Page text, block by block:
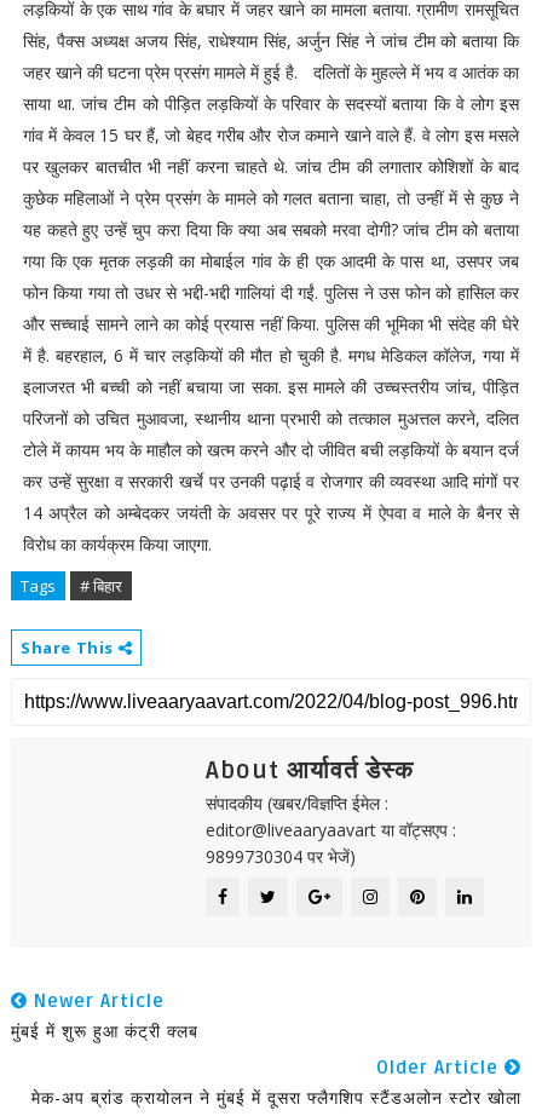
लड़कियों के एक साथ गांव के बघार में जहर खाने का मामला बताया. ग्रामीण रामसूचित
सिंह, पैक्स अध्यक्ष अजय सिंह, राधेश्याम सिंह, अर्जुन सिंह ने जांच टीम को बताया कि
जहर खाने की घटना प्रेम प्रसंग मामले में हुई है. दलितों के मुहल्ले में भय व आतंक का
साया था. जांच टीम को पीड़ित लड़कियों के परिवार के सदस्यों बताया कि वे लोग इस
गांव में केवल 15 घर हैं, जो बेहद गरीब और रोज कमाने खाने वाले हैं. वे लोग इस मसले
पर खुलकर बातचीत भी नहीं करना चाहते थे. जांच टीम की लगातार कोशिशों के बाद
कुछेक महिलाओं ने प्रेम प्रसंग के मामले को गलत बताना चाहा, तो उन्हीं में से कुछ ने
यह कहते हुए उन्हें चुप करा दिया कि क्या अब सबको मरवा दोगी? जांच टीम को बताया
गया कि एक मृतक लड़की का मोबाईल गांव के ही एक आदमी के पास था, उसपर जब
फोन किया गया तो उधर से भद्दी-भद्दी गालियां दी गईं. पुलिस ने उस फोन को हासिल कर
और सच्चाई सामने लाने का कोई प्रयास नहीं किया. पुलिस की भूमिका भी संदेह की घेरे
में है. बहरहाल, 6 में चार लड़कियों की मौत हो चुकी है. मगध मेडिकल कॉलेज, गया में
इलाजरत भी बच्ची को नहीं बचाया जा सका. इस मामले की उच्चस्तरीय जांच, पीड़ित
परिजनों को उचित मुआवजा, स्थानीय थाना प्रभारी को तत्काल मुअत्तल करने, दलित
टोले में कायम भय के माहौल को खत्म करने और दो जीवित बची लड़कियों के बयान दर्ज
कर उन्हें सुरक्षा व सरकारी खर्चे पर उनकी पढ़ाई व रोजगार की व्यवस्था आदि मांगों पर
14 अप्रैल को अम्बेदकर जयंती के अवसर पर पूरे राज्य में ऐपवा व माले के बैनर से
विरोध का कार्यक्रम किया जाएगा.
Tags # बिहार
Share This
About आर्यावर्त डेस्क
संपादकीय (खबर/विज्ञप्ति ईमेल :
editor@liveaaryaavart या वॉट्सएप :
9899730304 पर भेजें)
Newer Article
मुंबई में शुरू हुआ कंट्री क्लब
Older Article
मेक-अप ब्रांड क्रायोलन ने मुंबई में दूसरा फ्लैगशिप स्टैंडअलोन स्टोर खोला